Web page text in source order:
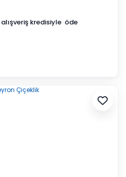
alışveriş kredisiyle öde